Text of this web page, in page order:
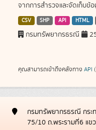
จากการสำรวจและจัดเก็บ
CSV SHP API HTML
กรมทรัพยากรธรณี
คุณสามารถเข้าถึงคลังทาง API
กรมทรัพยากรธรณี กระ
75/10 ถ.พระรามที่6 แ